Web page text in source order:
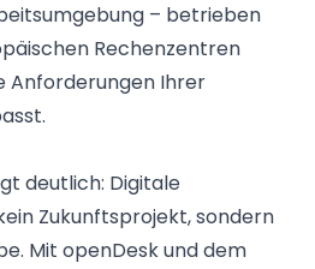
– betrieben
Rechenzentren
Anforderungen Ihrer
deutlich: Digitale
Zukunftsprojekt, sondern
Mit openDesk und dem